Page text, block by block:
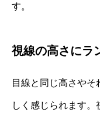
す。
視線の高さにラ
目線と同じ高さや
しく感じられます